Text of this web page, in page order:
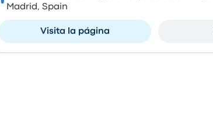
Madrid, Spain
Visita la página